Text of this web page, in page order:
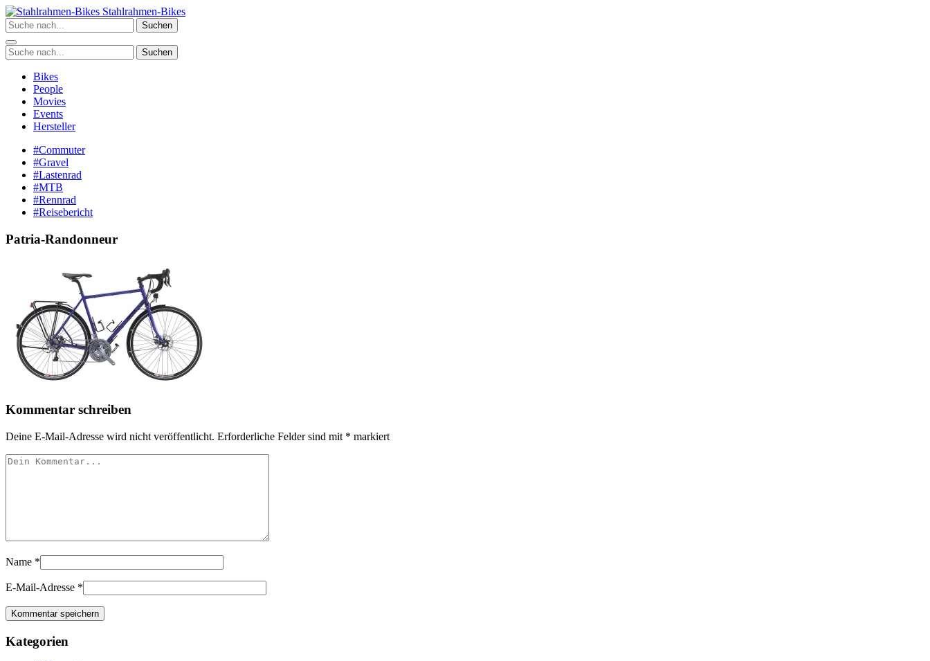
Zum
Inhalt
springen
Stahlrahmen-Bikes
Suchen
Suchen
Bikes
People
Movies
Events
Hersteller
#Commuter
#Gravel
#Lastenrad
#MTB
#Rennrad
#Reisebericht
Patria-Randonneur
Kommentar schreiben
Deine E-Mail-Adresse wird nicht veröffentlicht. Erforderliche Felder sind mit * markiert
Name *
E-Mail-Adresse *
Kategorien